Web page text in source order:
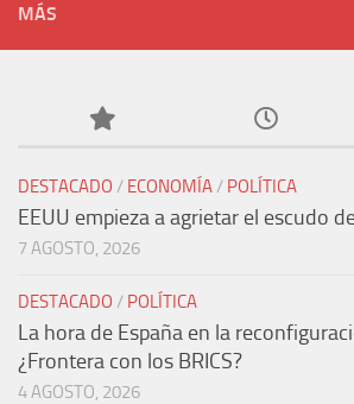
MÁS
DESTACADO / ECONOMÍA / POLÍTICA
EEUU empieza a agrietar el escudo
7 AGOSTO, 2026
DESTACADO / POLÍTICA
La hora de España en la
¿Frontera con los BRICS?
4 AGOSTO, 2026